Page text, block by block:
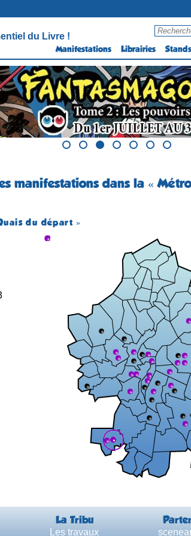
du Livre !
Manifestations
Librairies Stands
manifestations dans la «
du départ »
La Tribu
Les travaux